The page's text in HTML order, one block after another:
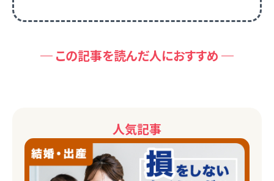
この記事を読んだ人におすすめ
人気記事